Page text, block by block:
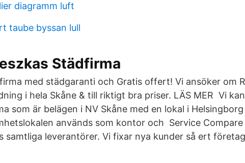
diagramm luft
taube byssan lull
Städfirma
med städgaranti och Gratis offert! Vi ansöker om
i hela Skåne & till riktigt bra priser. LÄS MER Vi
som är belägen i NV Skåne med en lokal i
används som kontor och Service
samtliga leverantörer. Vi fixar nya kunder så ert